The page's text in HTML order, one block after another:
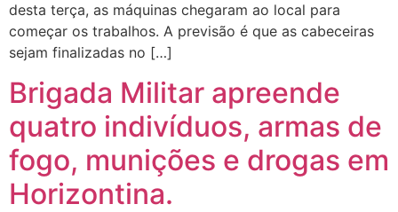
desta terça, as máquinas chegaram ao local para
começar os trabalhos. A previsão é que as cabeceiras
sejam finalizadas no […]
Brigada Militar apreende
quatro indivíduos, armas de
fogo, munições e drogas em
Horizontina.